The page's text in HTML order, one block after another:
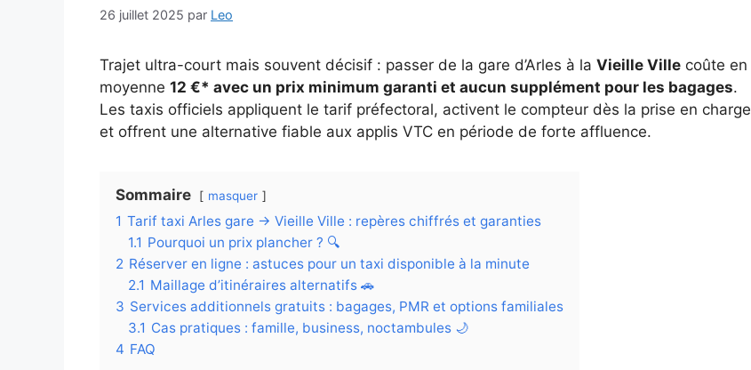
26 juillet 2025 par Leo
Trajet ultra-court mais souvent décisif : passer de la gare d’Arles à la Vieille Ville coûte en
moyenne 12 €* avec un prix minimum garanti et aucun supplément pour les bagages.
Les taxis officiels appliquent le tarif préfectoral, activent le compteur dès la prise en charge
et offrent une alternative fiable aux applis VTC en période de forte affluence.
Sommaire masquer
1 Tarif taxi Arles gare → Vieille Ville : repères chiffrés et garanties
1.1 Pourquoi un prix plancher ? 🔍
2 Réserver en ligne : astuces pour un taxi disponible à la minute
2.1 Maillage d’itinéraires alternatifs 🚗
3 Services additionnels gratuits : bagages, PMR et options familiales
3.1 Cas pratiques : famille, business, noctambules 🌙
4 FAQ